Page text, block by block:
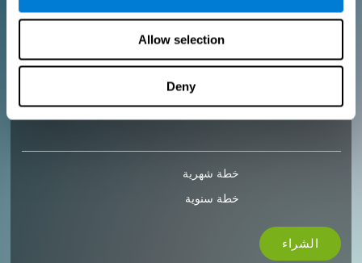
Allow selection
Deny
أضف شعارك
إنشاء تدريب مخصص
خطة شهرية
خطة سنوية
الشراء